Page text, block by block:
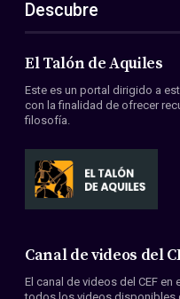
ES
EN
Acerca de nosotros
Miembros
Convenios
Descubre
El Talón de Aquiles
Este es un portal dirigido a
con la finalidad de ofrecer
filosofía.
Canal de videos del
El canal de videos del CEF en
todos los videos disponibles